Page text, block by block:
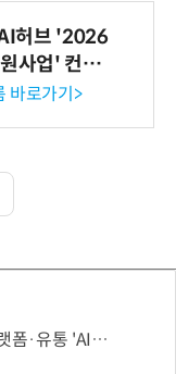
허브 '2026
사업' 컨소
바로가기>
이전트 시대' 개막